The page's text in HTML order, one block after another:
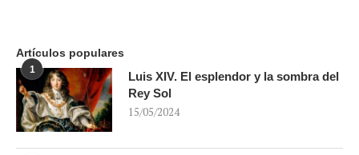
Artículos populares
1
Luis XIV. El esplendor y la sombra del
Rey Sol
15/05/2024